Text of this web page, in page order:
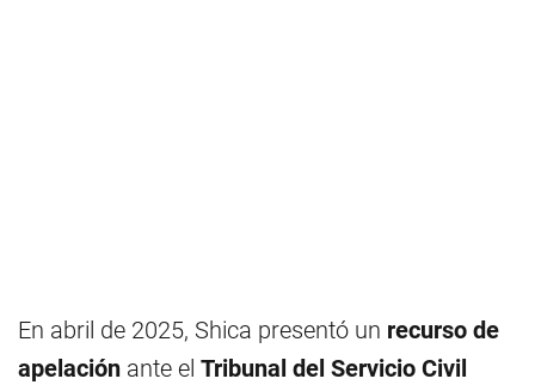
En abril de 2025, Shica presentó un recurso de
apelación ante el Tribunal del Servicio Civil